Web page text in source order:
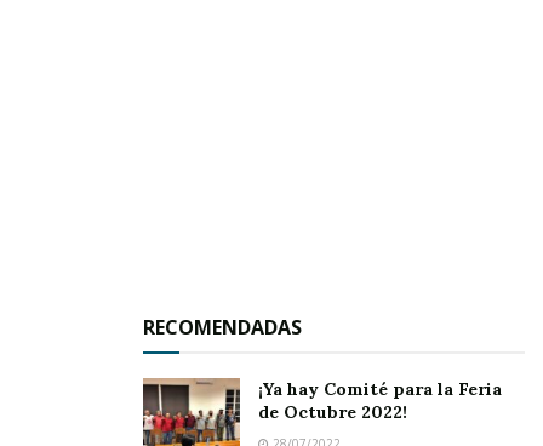
RECOMENDADAS
¡Ya hay Comité para la Feria
de Octubre 2022!